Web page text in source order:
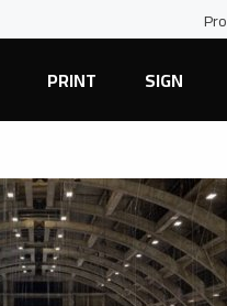
PRINT SIGN